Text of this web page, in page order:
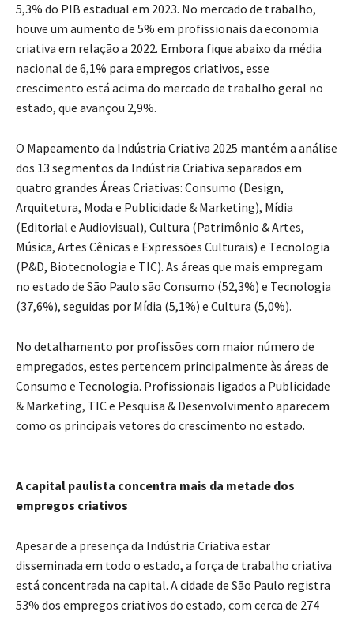
5,3% do PIB estadual em 2023. No mercado de trabalho,
houve um aumento de 5% em profissionais da economia
criativa em relação a 2022. Embora fique abaixo da média
nacional de 6,1% para empregos criativos, esse
crescimento está acima do mercado de trabalho geral no
estado, que avançou 2,9%.
O Mapeamento da Indústria Criativa 2025 mantém a análise
dos 13 segmentos da Indústria Criativa separados em
quatro grandes Áreas Criativas: Consumo (Design,
Arquitetura, Moda e Publicidade & Marketing), Mídia
(Editorial e Audiovisual), Cultura (Patrimônio & Artes,
Música, Artes Cênicas e Expressões Culturais) e Tecnologia
(P&D, Biotecnologia e TIC). As áreas que mais empregam
no estado de São Paulo são Consumo (52,3%) e Tecnologia
(37,6%), seguidas por Mídia (5,1%) e Cultura (5,0%).
No detalhamento por profissões com maior número de
empregados, estes pertencem principalmente às áreas de
Consumo e Tecnologia. Profissionais ligados a Publicidade
& Marketing, TIC e Pesquisa & Desenvolvimento aparecem
como os principais vetores do crescimento no estado.
A capital paulista concentra mais da metade dos
empregos criativos
Apesar de a presença da Indústria Criativa estar
disseminada em todo o estado, a força de trabalho criativa
está concentrada na capital. A cidade de São Paulo registra
53% dos empregos criativos do estado, com cerca de 274